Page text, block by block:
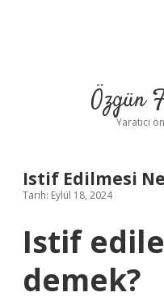
Özgün
Yaratıcı
Istif Edilmesi
Tarih: Eylül 18, 2024
Istif
demek?